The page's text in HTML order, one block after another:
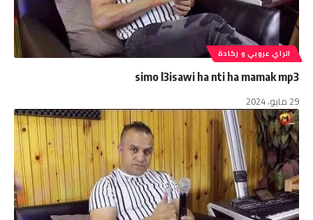
الراي عروبي و ركادة
simo l3isawi ha nti ha mamak mp3
29 مايو، 2024